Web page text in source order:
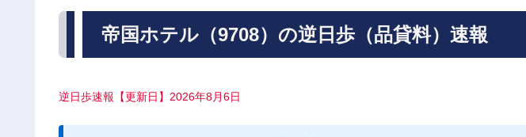
帝国ホテル（9708）の逆日歩（品貸料）速報
逆日歩速報【更新日】2026年8月6日